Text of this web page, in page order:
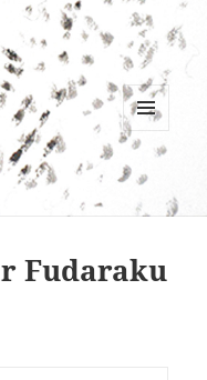
MENU
WIDGETS
Fudaraku